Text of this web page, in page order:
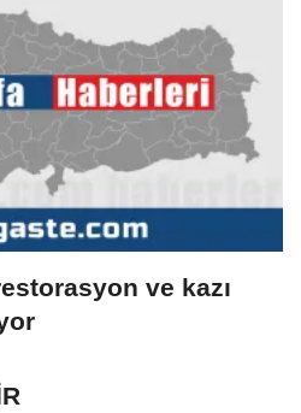
aynı olduğunu
ve kazı